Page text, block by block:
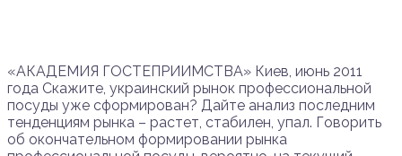
«АКАДЕМИЯ ГОСТЕПРИИМСТВА» Киев, июнь 2011
года Скажите, украинский рынок профессиональной
посуды уже сформирован? Дайте анализ последним
тенденциям рынка – растет, стабилен, упал. Говорить
об окончательном формировании рынка